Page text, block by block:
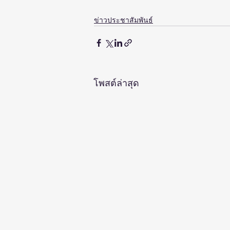
ข่าวประชาสัมพันธ์
โพสต์ล่าสุด